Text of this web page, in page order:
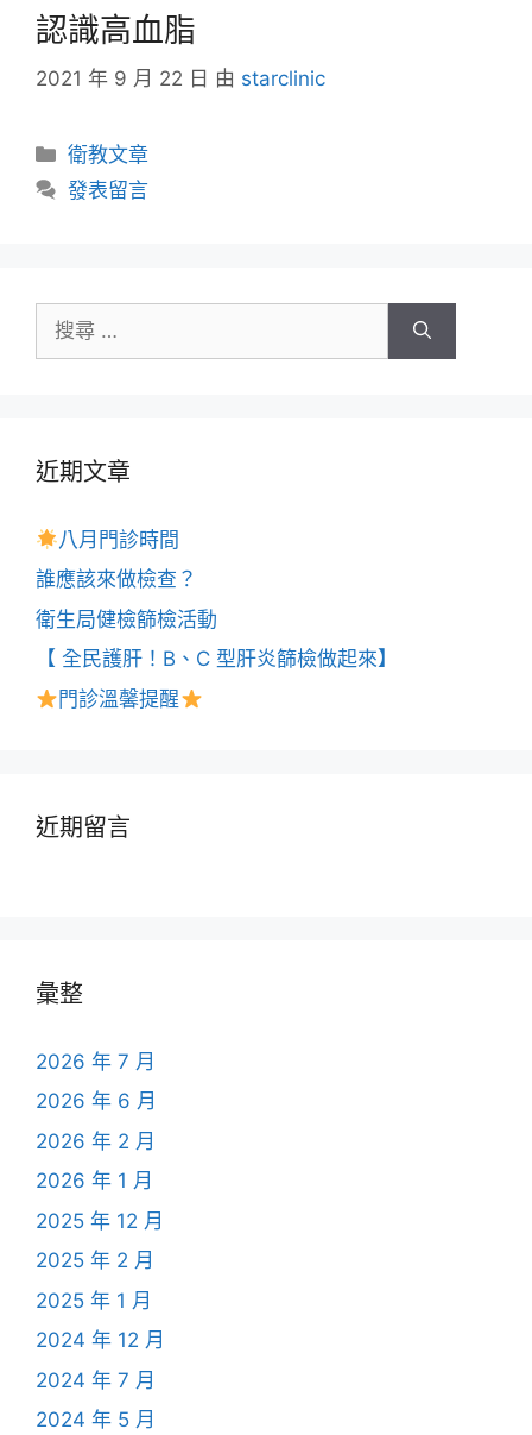
認識高血脂
2021 年 9 月 22 日 由 starclinic
衛教文章
發表留言
近期文章
八月門診時間
誰應該來做檢查？
衛生局健檢篩檢活動
【 全民護肝！B、C 型肝炎篩檢做起來】
門診溫馨提醒
近期留言
彙整
2026 年 7 月
2026 年 6 月
2026 年 2 月
2026 年 1 月
2025 年 12 月
2025 年 2 月
2025 年 1 月
2024 年 12 月
2024 年 7 月
2024 年 5 月